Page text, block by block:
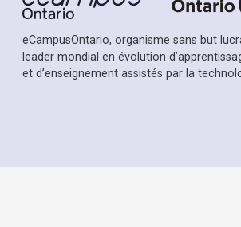
eCampusOntario, organisme sans but
leader mondial en évolution
et d’enseignement assistés par la